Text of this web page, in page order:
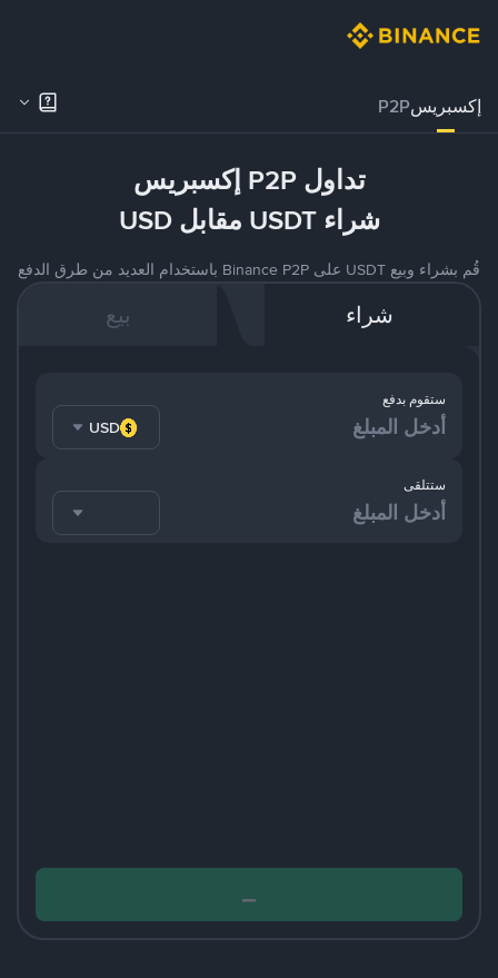
إكسبريسP2P
تداول P2P إكسبريس
شراء USDT مقابل USD
قُم بشراء وبيع USDT على Binance P2P باستخدام العديد من طرق الدفع
شراء بيع
ستقوم بدفع
USD
ستتلقى